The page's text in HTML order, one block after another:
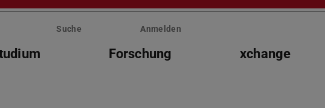
Suche Anmelden
Forschung xchange